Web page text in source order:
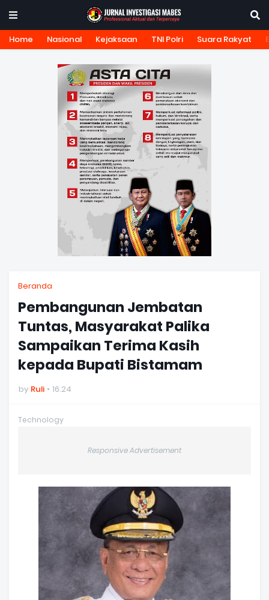
Home Nasional Kejaksaan TNI Polri Suara Rakyat
Beranda
Pembangunan Jembatan
Tuntas, Masyarakat Palika
Sampaikan Terima Kasih
kepada Bupati Bistamam
by Ruli 16.24
Technology
Responsive Advertisement